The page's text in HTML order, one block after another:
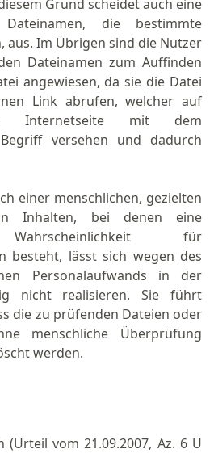
Grund scheidet auch eine
die bestimmte
aus. Im Übrigen sind die Nutzer
Dateinamen zum Auffinden
angewiesen, da sie die Datei
Link abrufen, welcher auf
Internetseite mit dem
versehen und dadurch
einer menschlichen, gezielten
Inhalten, bei denen eine
für
besteht, lässt sich wegen des
Personalaufwands in der
nicht realisieren. Sie führt
die zu prüfenden Dateien oder
menschliche Überprüfung
werden.
(Urteil vom 21.09.2007, Az. 6 U